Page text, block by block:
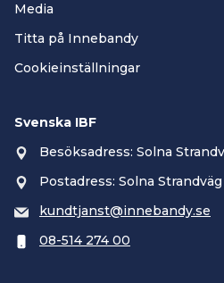
Media
Titta på Innebandy
Cookieinställningar
Svenska IBF
Besöksadress: Solna
Postadress: Solna Strandväg
kundtjanst@innebandy.se
08-514 274 00